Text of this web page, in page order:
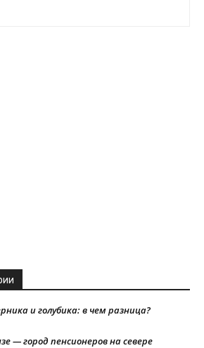
и голубика: в чем разница?
— город пенсионеров на севере